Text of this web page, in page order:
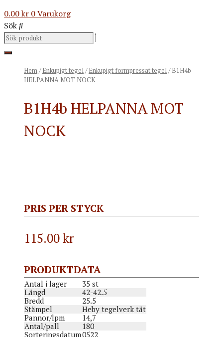
0.00kr 0Varukorg
Sök
Hem/Enkupigt tegel/Enkupigt formpressat tegel/ B1H4b
HELPANNA MOT NOCK
B1H4b HELPANNA MOT
NOCK
PRIS PER STYCK
115.00kr
PRODUKTDATA
Antal i lager
35 st
Längd
42-42.5
Bredd
25.5
Stämpel
Heby tegelverk tät
Pannor/lpm
14,7
Antal/pall
180
Sorteringsdatum0522